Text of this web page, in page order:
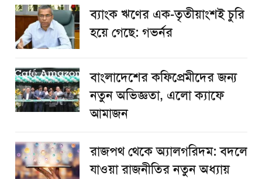
ব্যাংক ঋণের এক-তৃতীয়াংশই চুরি
হয়ে গেছে: গভর্নর
বাংলাদেশের কফিপ্রেমীদের জন্য
নতুন অভিজ্ঞতা, এলো ক্যাফে
আমাজন
রাজপথ থেকে অ্যালগরিদম: বদলে
যাওয়া রাজনীতির নতুন অধ্যায়